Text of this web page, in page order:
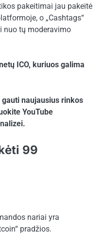
pakeitimai jau pakeitė
o „Cashtags“
nuo tų moderavimo
ICO, kuriuos galima
gauti naujausius rinkos
YouTube
99
nariai yra
pradžios.